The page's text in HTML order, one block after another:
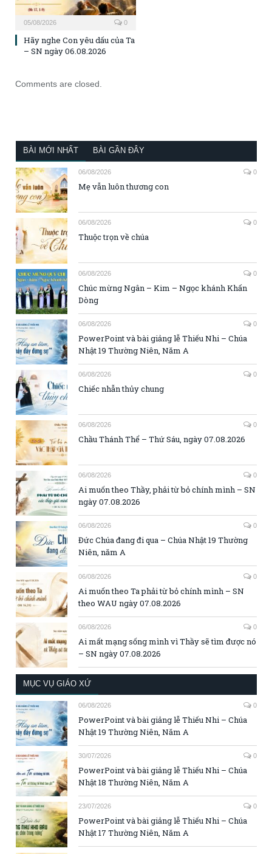
05/08/2026 0
Hãy nghe Con yêu dấu của Ta
– SN ngày 06.08.2026
Comments are closed.
BÀI MỚI NHẤT BÀI GẦN ĐÂY
06/08/2026 0
Mẹ vẫn luôn thương con
06/08/2026 0
Thuộc trọn về chúa
06/08/2026 0
Chúc mừng Ngân – Kim – Ngọc khánh Khấn
Dòng
06/08/2026 0
PowerPoint và bài giảng lễ Thiếu Nhi – Chúa
Nhật 19 Thường Niên, Năm A
06/08/2026 0
Chiếc nhẫn thủy chung
06/08/2026 0
Chầu Thánh Thể – Thứ Sáu, ngày 07.08.2026
06/08/2026 0
Ai muốn theo Thầy, phải từ bỏ chính mình – SN
ngày 07.08.2026
06/08/2026 0
Đức Chúa đang đi qua – Chúa Nhật 19 Thường
Niên, năm A
06/08/2026 0
Ai muốn theo Ta phải từ bỏ chính mình – SN
theo WAU ngày 07.08.2026
06/08/2026 0
Ai mất mạng sống mình vì Thầy sẽ tìm được nó
– SN ngày 07.08.2026
MỤC VỤ GIÁO XỨ
06/08/2026 0
PowerPoint và bài giảng lễ Thiếu Nhi – Chúa
Nhật 19 Thường Niên, Năm A
30/07/2026 0
PowerPoint và bài giảng lễ Thiếu Nhi – Chúa
Nhật 18 Thường Niên, Năm A
23/07/2026 0
PowerPoint và bài giảng lễ Thiếu Nhi – Chúa
Nhật 17 Thường Niên, Năm A